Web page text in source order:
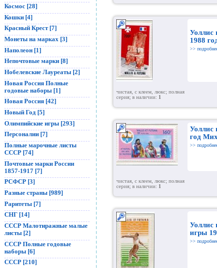
Космос [28]
Кошки [4]
Красный Крест [7]
Монеты на марках [3]
Наполеон [1]
Непочтовые марки [8]
Нобелевские Лауреаты [2]
Новая Россия Полные
годовые наборы [1]
Новая Россия [42]
Новый Год [5]
Олимпийские игры [293]
Персоналии [7]
Полные марочные листы
СССР [74]
Почтовые марки России
1857-1917 [7]
РСФСР [3]
Разные страны [989]
Раритеты [7]
СНГ [14]
СССР Малотиражные малые
листы [2]
СССР Полные годовые
наборы [6]
СССР [210]
Уоллис
1988
>>
чистая, с клеем, люкс; полная
серия; в наличии: 1
Уоллис
год
>>
чистая, с клеем, люкс; полная
серия; в наличии: 1
Уоллис
игры
>>